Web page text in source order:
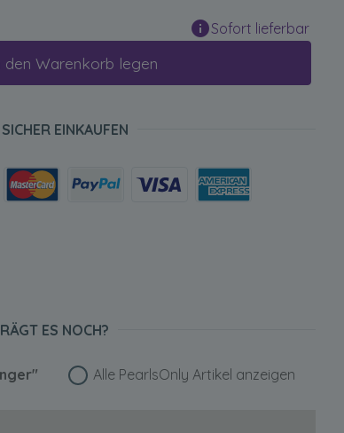
Sofort lieferbar
den Warenkorb legen
EINKAUFEN
ES NOCH?
Alle PearlsOnly Artikel anzeigen